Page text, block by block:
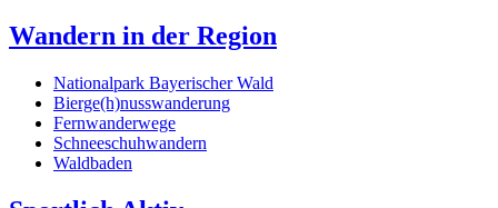
Wandern in der Region
Nationalpark Bayerischer Wald
Bierge(h)nusswanderung
Fernwanderwege
Schneeschuhwandern
Waldbaden